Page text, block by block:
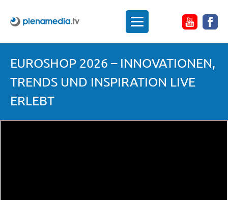
EUROSHOP 2026 – INNOVATIONEN,
TRENDS UND INSPIRATION LIVE
ERLEBT